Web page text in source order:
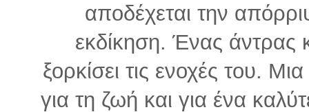
αποδέχεται την
εκδίκηση. Ένας άντρας
ξορκίσει τις ενοχές του.
για τη ζωή και για ένα